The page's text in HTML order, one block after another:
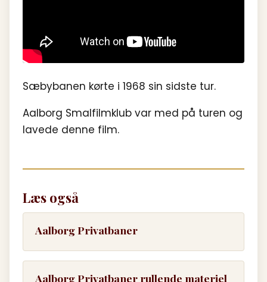
Sæbybanen kørte i 1968 sin sidste tur.
Aalborg Smalfilmklub var med på turen og
lavede denne film.
Læs også
Aalborg Privatbaner
Aalborg Privatbaner rullende materiel